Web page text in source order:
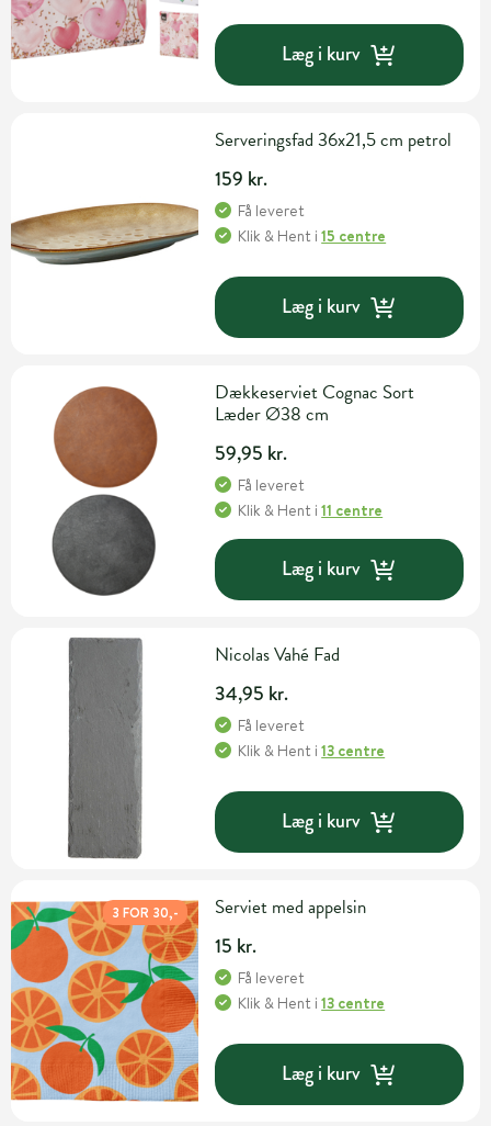
Læg i kurv
Serveringsfad 36x21,5 cm petrol
159 kr.
Få leveret
Klik & Hent i15 centre
Læg i kurv
Dækkeserviet Cognac Sort
Læder Ø38 cm
59,95 kr.
Få leveret
Klik & Hent i11 centre
Læg i kurv
Nicolas Vahé Fad
34,95 kr.
Få leveret
Klik & Hent i13 centre
Læg i kurv
3 FOR 30,- Serviet med appelsin
15 kr.
Få leveret
Klik & Hent i13 centre
Læg i kurv